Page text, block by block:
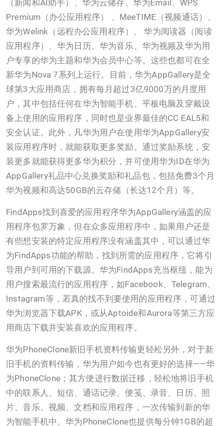
（新闻和AI助手）、华为云储存、华为Email、WPS
Premium（办公应用程序） 、MeeTIME（视频通话）、
华为Welink（远程办公应用程序）、 华为阅读器（阅读
应用程序）、华为日历、华为音乐、华为视频及华为用
户专享的华为主题和华为会员中心等。这些也都可在全
新华为Nova 7系列上运行。目前，华为AppGallery是全
球第3大应用商店，拥有每月超过3亿9000万的月度用
户，其中包括任何在华为智能手机、平板电脑及穿戴设
备上使用的应用程序，同时也是业界最佳的CC EAL5和
安全认证。此外，凡华为用户在使用华为AppGallery安
装应用程序时，就能获取更多奖励。通过奖励系统，安
装更多就能获得更多华为积分，并可使用华为ID在华为
AppGallery礼品中心兑换奖励和礼品包，包括免费3个月
华为视频和高达50GB的云存储（长达12个月）等。
FindApps找到喜爱的应用程序华为AppGallery涵盖的应
用程序包罗万象，但在众多应用程序中，如果用户还是
有些想安装的特定应用程序没有涵盖其中，可以通过华
为FindApps功能的帮助，找到所需的应用程序，它将引
导用户到可用的下载源。华为FindApps充当枢纽，能为
用户搜索最流行的应用程序，如Facebook、Telegram、
Instagram等，若真的找不到要使用的应用程序，可通过
华为浏览器下载APK，或从Aptoide和Aurora等第三方应
用商店下载并安装喜欢的应用程序。
华为PhoneClone新旧手机资料传输更轻松另外，对于新
旧手机的资料传输，华为用户如今也有更好的选择——华
为PhoneClone；其方便进行数据迁移，轻松地将旧手机
中的联系人、短信、通话记录、便笺、录音、日历、照
片、音乐、视频、文档和应用程序，一次传输到新的华
为智能手机中。华为PhoneClone也提供每分钟1GB的超